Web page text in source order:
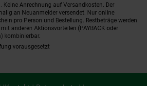
Keine Anrechnung auf Versandkosten. Der
an Neuanmelder versendet. Nur online
pro Person und Bestellung. Restbeträge werden
anderen Aktionsvorteilen (PAYBACK oder
kombinierbar.
vorausgesetzt